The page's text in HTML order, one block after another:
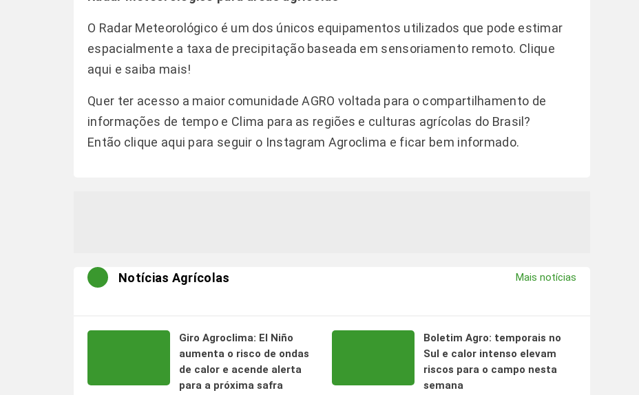
O Radar Meteorológico é um dos únicos equipamentos utilizados que pode estimar
espacialmente a taxa de precipitação baseada em sensoriamento remoto. Clique
aqui e saiba mais!
Quer ter acesso a maior comunidade AGRO voltada para o compartilhamento de
informações de tempo e Clima para as regiões e culturas agrícolas do Brasil?
Então clique aqui para seguir o Instagram Agroclima e ficar bem informado.
Notícias Agrícolas Mais notícias
Giro Agroclima: El Niño
aumenta o risco de ondas
de calor e acende alerta
para a próxima safra
Boletim Agro: temporais no
Sul e calor intenso elevam
riscos para o campo nesta
semana